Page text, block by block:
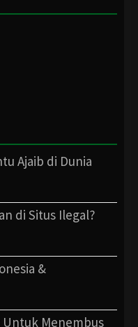
Ajaib di Dunia
di Situs Ilegal?
&
Untuk Menembus